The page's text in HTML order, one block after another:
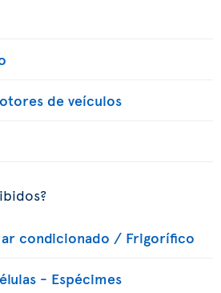
de veículos
condicionado / Frigorífico
- Espécimes